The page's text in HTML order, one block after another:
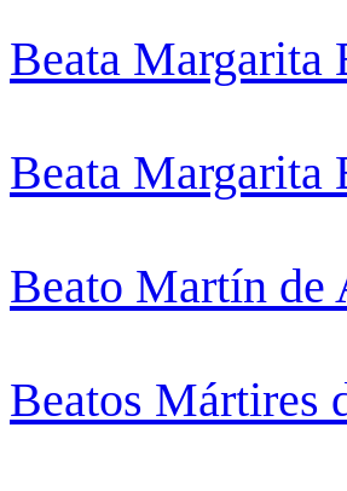
Beata Margarita
Beata Margarita
Beato Martín de
Beatos Mártires